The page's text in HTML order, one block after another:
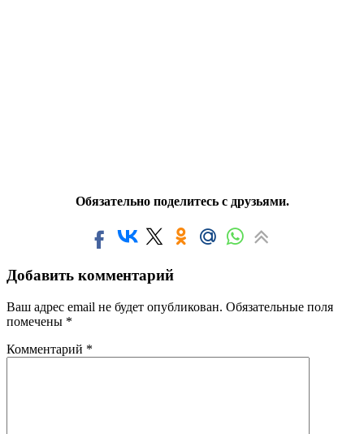
Обязательно поделитесь с друзьями.
Добавить комментарий
Ваш адрес email не будет опубликован. Обязательные поля
помечены *
Комментарий *